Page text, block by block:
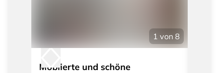
1 von 8
Möblierte und schöne